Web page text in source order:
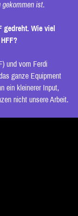
gekommen ist.
gedreht. Wie viel
und vom Ferdi
ganze Equipment
ein kleinerer Input,
nicht unsere Arbeit.